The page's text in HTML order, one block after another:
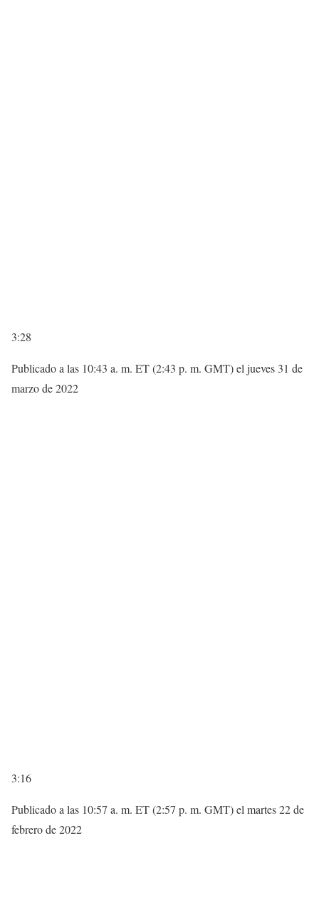
3:28
Publicado a las 10:43 a. m. ET (2:43 p. m. GMT) el jueves 31 de
marzo de 2022
3:16
Publicado a las 10:57 a. m. ET (2:57 p. m. GMT) el martes 22 de
febrero de 2022